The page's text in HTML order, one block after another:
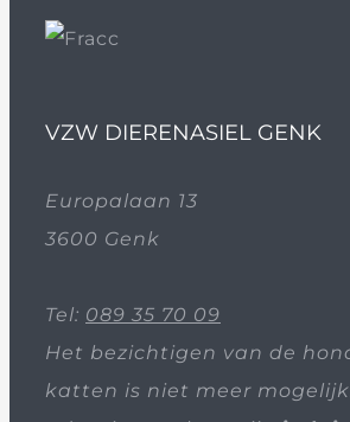
VZW DIERENASIEL GENK
Europalaan 13
3600 Genk
Tel: 089 35 70 09
Het bezichtigen van de
katten is niet meer